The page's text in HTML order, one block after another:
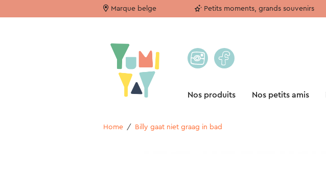
Marque belge Petits moments, grands souvenirs
Nos produits Nos petits amis
Home / Billy gaat niet graag in bad